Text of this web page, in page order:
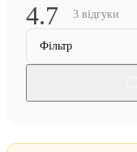
4.7 3 відгуки
Фільтр